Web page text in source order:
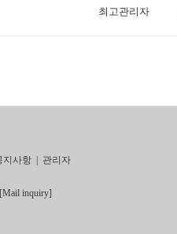
최고관리자
지사항 관리자
[Mail inquiry]